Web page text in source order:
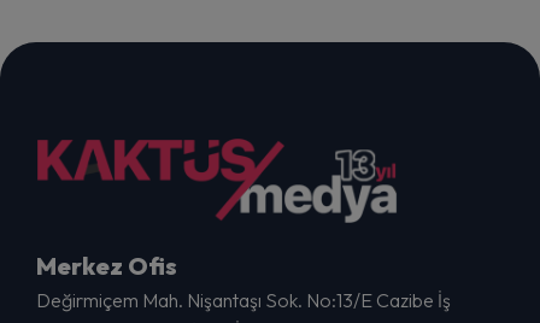
Merkez Ofis
Değirmiçem Mah. Nişantaşı Sok. No:13/E Cazibe İş